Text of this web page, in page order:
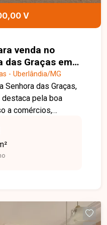
V
venda no
das Graças em
- Uberlândia/MG
Senhora das Graças,
destaca pela boa
a comércios,
no dia a dia.
terreno, amplo e bem
ideal para construção